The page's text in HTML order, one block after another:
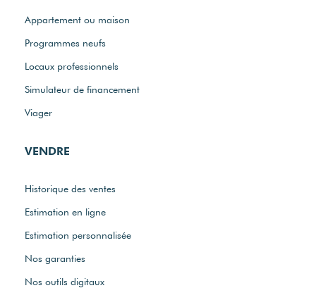
Appartement ou maison
Programmes neufs
Locaux professionnels
Simulateur de financement
Viager
VENDRE
Historique des ventes
Estimation en ligne
Estimation personnalisée
Nos garanties
Nos outils digitaux